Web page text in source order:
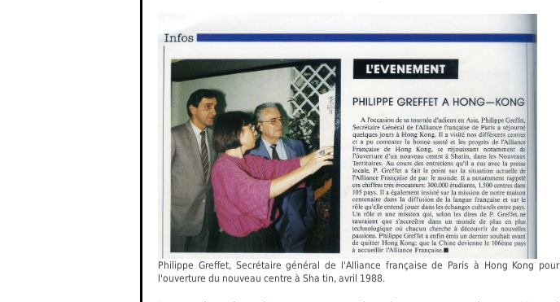
Philippe Greffet, Secrétaire général de l'Alliance française de Paris à Hong Kong pour
l'ouverture du nouveau centre à Sha tin, avril 1988.